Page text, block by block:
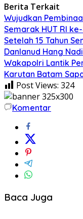
Berita Terkait
Wujudkan
Semarak HUT RI
Setelah 15 Tahun
Danlanud Hang
Wakapolri Lantik
Karutan Batam
Post Views: 324
Komentar
Baca Juga